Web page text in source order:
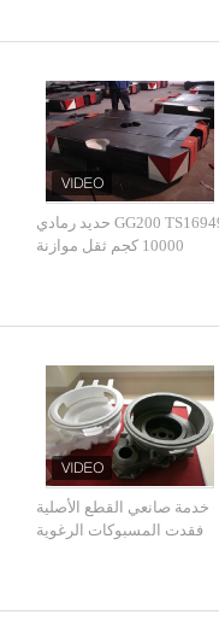
GG200 TS16949 حديد رمادي
10000 كجم ثقل موازنة
خدمة صانعي القطع الأصلية
فقدت المسبوكات الرغوية